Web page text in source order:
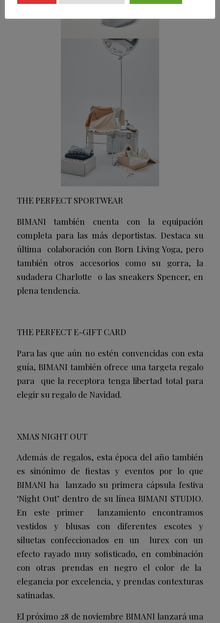
THE PERFECT SPORTWEAR
BIMANI también cuenta con la equipación
completa para las más deportistas. Destaca su
última colaboración con Born Living Yoga, pero
también otros accesorios como su gorra, la
sudadera Charlotte o las sneakers Spencer, en
plena tendencia.
THE PERFECT E-GIFT CARD
Para las que aún no estén convencidas con esta
guía, BIMANI también ofrece una targeta regalo
para que la receptora tenga libertad total para
elegir su regalo de Navidad.
XMAS NIGHT OUT
Además de regalos, esta época del año también
es sinónimo de fiestas y eventos por lo que
BIMANI ha lanzado su primera cápsula festiva
‘Night Out’ dentro de su línea BIMANI STUDIO.
En este primer lanzamiento encontramos
vestidos y blusas con diferentes escotes y
siluetas confeccionados en un lurex con un
efecto rayado muy sofisticado, en combinación
con otras prendas en negro el color de la
elegancia por excelencia, y prendas contexturas
satinadas.
El próximo 28 de noviembre BIMANI lanzará una